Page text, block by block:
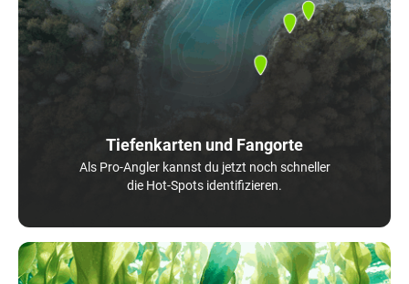
Tiefenkarten und Fangorte
Als Pro-Angler kannst du jetzt noch schneller
die Hot-Spots identifizieren.